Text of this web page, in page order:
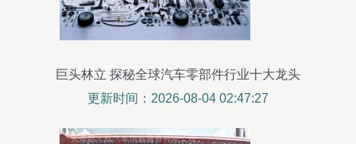
巨头林立 探秘全球汽车零部件行业十大龙头
更新时间：2026-08-04 02:47:27